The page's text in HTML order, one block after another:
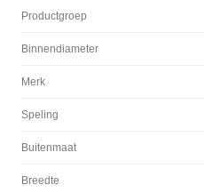
Productgroep
Binnendiameter
Merk
Speling
Buitenmaat
Breedte